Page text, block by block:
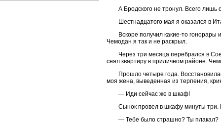
А Бродского не тронул. Всего лишь
Шестнадцатого мая я оказался в
Вскоре получил какие-то
Чемодан я так и не раскрыл.
Через три месяца перебрался в
снял квартиру в приличном районе.
Прошло четыре года.
моя жена, выведенная из терпения,
— Иди сейчас же в шкаф!
Сынок провел в шкафу минуты
— Тебе было страшно? Ты плакал?